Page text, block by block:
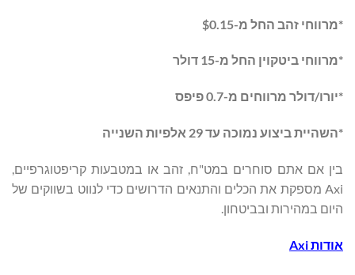
*מרווחי זהב החל מ-$0.15
*מרווחי ביטקוין החל מ-15 דולר
*יורו/דולר מרווחים מ-0.7 פיפס
*השהיית ביצוע נמוכה עד 29 אלפיות השנייה
בין אם אתם סוחרים במט"ח, זהב או במטבעות קריפטוגרפיים,
Axi מספקת את הכלים והתנאים הדרושים כדי לנווט בשווקים של
היום במהירות ובביטחון.
אודותAxi